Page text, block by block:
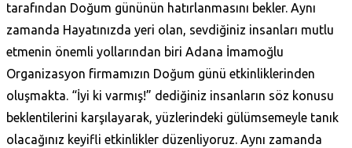
tarafından Doğum gününün hatırlanmasını bekler. Aynı
zamanda Hayatınızda yeri olan, sevdiğiniz insanları mutlu
etmenin önemli yollarından biri Adana İmamoğlu
Organizasyon firmamızın Doğum günü etkinliklerinden
oluşmakta. “İyi ki varmış!” dediğiniz insanların söz konusu
beklentilerini karşılayarak, yüzlerindeki gülümsemeyle tanık
olacağınız keyifli etkinlikler düzenliyoruz. Aynı zamanda